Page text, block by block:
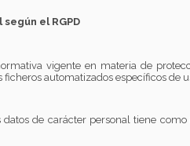
el RGPD
vigente en materia de
automatizados específicos de
de carácter personal tiene